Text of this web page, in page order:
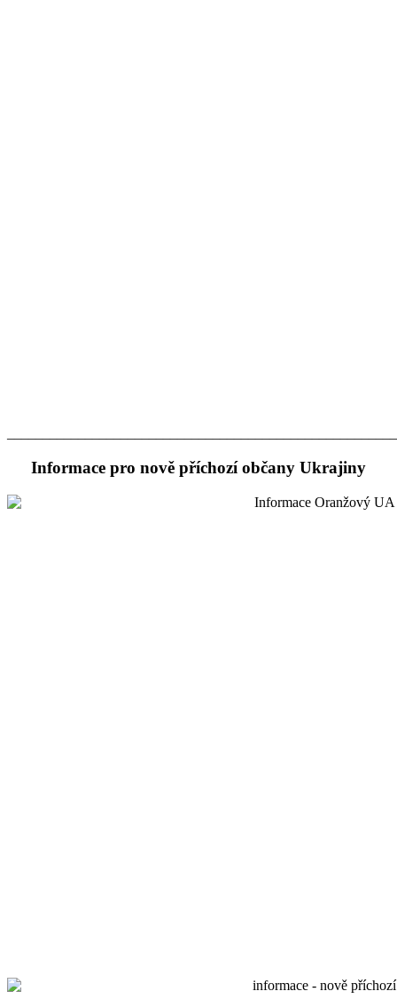
Informace pro nově příchozí občany Ukrajiny